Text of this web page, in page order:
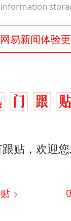
易新闻体验
贴，欢迎